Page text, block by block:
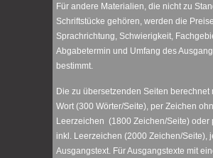
Für andere Materialien, die nicht zu
Schriftstücke gehören, werden die
Sprachrichtung, Schwierigkeit,
Abgabetermin und Umfang des
bestimmt.
Die zu übersetzenden Seiten berechnet
Wort (300 Wörter/Seite), per Zeichen
Leerzeichen (1800 Zeichen/Seite) oder
inkl. Leerzeichen (2000 Zeichen/Seite),
Ausgangstext. Für Ausgangstexte mit